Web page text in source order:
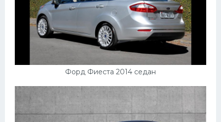
Форд Фиеста 2014 седан